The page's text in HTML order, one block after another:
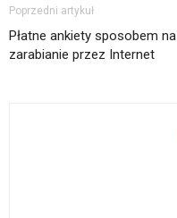
Poprzedni artykuł
Płatne ankiety sposobem na
zarabianie przez Internet